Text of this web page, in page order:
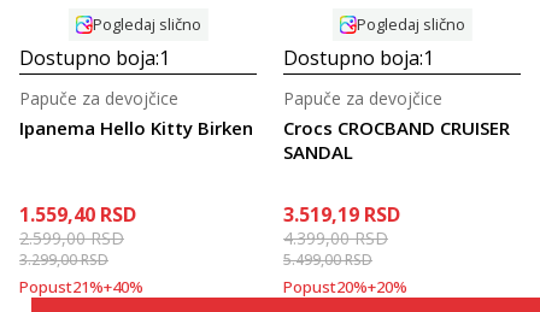
Pogledaj slično
Dostupno boja:1
Ipanema Hello Kitty Birken
Papuče za devojčice
1.559,40 RSD
2.599,00RSD
3.299,00RSD
Popust21%+40%
Pogledaj slično
Dostupno boja:1
Crocs CROCBAND CRUISER
SANDAL
Papuče za devojčice
3.519,19 RSD
4.399,00RSD
5.499,00RSD
Popust20%+20%